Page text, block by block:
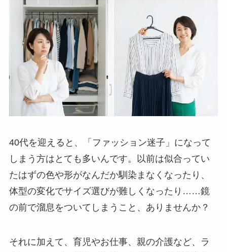
40代を迎えると、「ファッション迷子」になって
しまう方はとても多いんです。以前は似合ってい
たはずの色や形がなんだか馴染まなくなったり、
体型の変化でサイズ選びが難しくなったり……鏡
の前で溜息をついてしまうこと、ありませんか？
それに加えて、育児やお仕事、親の介護など、ラ